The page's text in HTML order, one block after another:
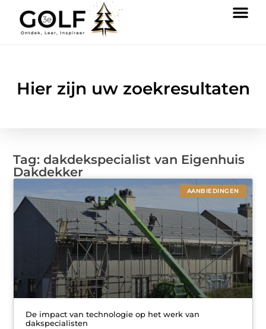
Hier zijn uw zoekresultaten
Tag: dakdekspecialist van Eigenhuis
Dakdekker
AANBIEDINGEN
De impact van technologie op het werk van
dakspecialisten